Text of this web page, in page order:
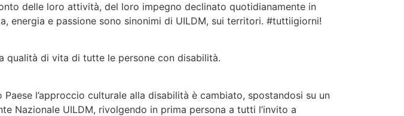
delle loro attività, del loro impegno declinato quotidianamente in
energia e passione sono sinonimi di UILDM, sui territori. #tuttiigiorni!
qualità di vita di tutte le persone con disabilità.
l’approccio culturale alla disabilità è cambiato, spostandosi su un
Nazionale UILDM, rivolgendo in prima persona a tutti l’invito a